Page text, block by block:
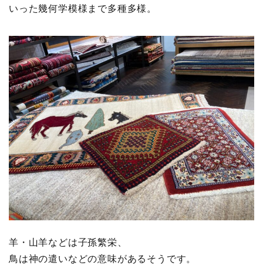
いった幾何学模様まで多種多様。
羊・山羊などは子孫繁栄、
鳥は神の遣いなどの意味があるそうです。